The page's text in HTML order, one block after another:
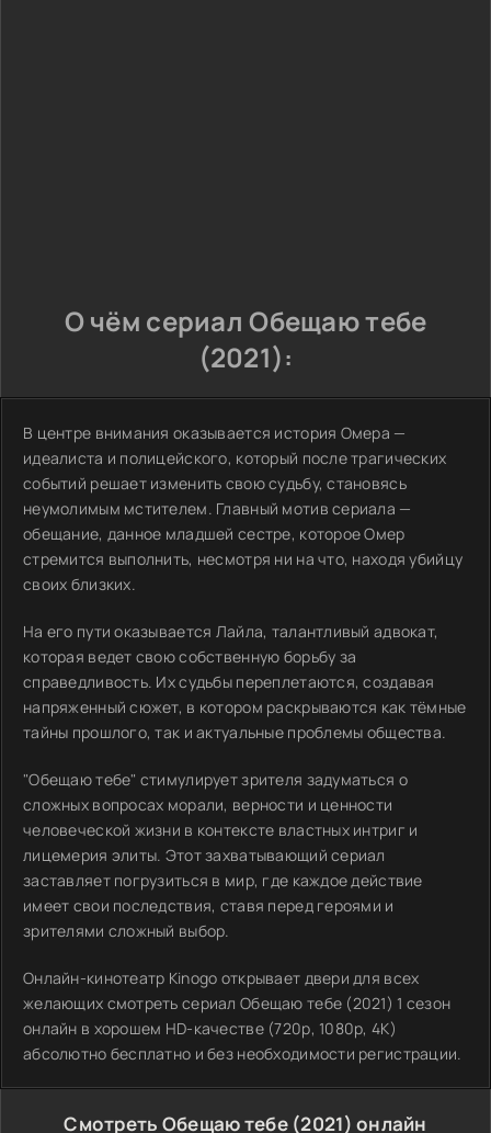
О чём сериал Обещаю тебе
(2021):
В центре внимания оказывается история Омера —
идеалиста и полицейского, который после трагических
событий решает изменить свою судьбу, становясь
неумолимым мстителем. Главный мотив сериала —
обещание, данное младшей сестре, которое Омер
стремится выполнить, несмотря ни на что, находя убийцу
своих близких.
На его пути оказывается Лайла, талантливый адвокат,
которая ведет свою собственную борьбу за
справедливость. Их судьбы переплетаются, создавая
напряженный сюжет, в котором раскрываются как тёмные
тайны прошлого, так и актуальные проблемы общества.
"Обещаю тебе" стимулирует зрителя задуматься о
сложных вопросах морали, верности и ценности
человеческой жизни в контексте властных интриг и
лицемерия элиты. Этот захватывающий сериал
заставляет погрузиться в мир, где каждое действие
имеет свои последствия, ставя перед героями и
зрителями сложный выбор.
Онлайн-кинотеатр Kinogo открывает двери для всех
желающих смотреть сериал Обещаю тебе (2021) 1 сезон
онлайн в хорошем HD-качестве (720p, 1080p, 4K)
абсолютно бесплатно и без необходимости регистрации.
Смотреть Обещаю тебе (2021) онлайн